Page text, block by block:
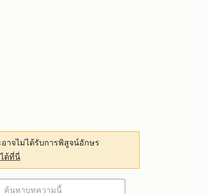
าจไม่ได้รับการพิสูจน์อักษร
ด้ที่นี่